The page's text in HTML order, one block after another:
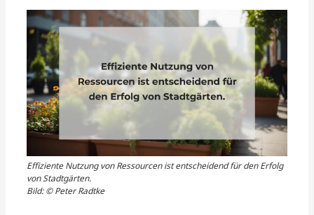
Effiziente Nutzung von Ressourcen ist entscheidend für den Erfolg
von Stadtgärten.
Bild: © Peter Radtke